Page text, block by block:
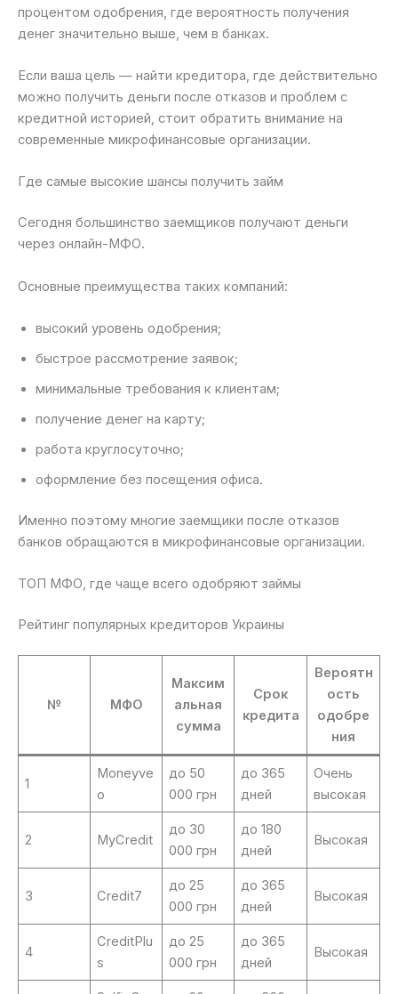
процентом одобрения, где вероятность получения
денег значительно выше, чем в банках.
Если ваша цель — найти кредитора, где действительно
можно получить деньги после отказов и проблем с
кредитной историей, стоит обратить внимание на
современные микрофинансовые организации.
Где самые высокие шансы получить займ
Сегодня большинство заемщиков получают деньги
через онлайн-МФО.
Основные преимущества таких компаний:
высокий уровень одобрения;
быстрое рассмотрение заявок;
минимальные требования к клиентам;
получение денег на карту;
работа круглосуточно;
оформление без посещения офиса.
Именно поэтому многие заемщики после отказов
банков обращаются в микрофинансовые организации.
ТОП МФО, где чаще всего одобряют займы
Рейтинг популярных кредиторов Украины
№ МФО
Максим
альная
сумма
Срок
кредита
Вероятн
ость
одобре
ния
1
Moneyve
o
до 50
000 грн
до 365
дней
Очень
высокая
2 MyCredit
до 30
000 грн
до 180
дней
Высокая
3 Credit7
до 25
000 грн
до 365
дней
Высокая
4
CreditPlu
s
до 25
000 грн
до 365
дней
Высокая